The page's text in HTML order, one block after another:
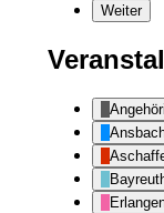
Weiter